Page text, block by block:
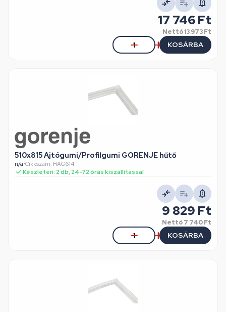
17 746 Ft
Nettó13 973 Ft
KOSÁRBA
510x815 Ajtógumi/Profilgumi GORENJE hűtő
n/a•Cikkszám: HAG614
Készleten: 2 db, 24-72 órás kiszállítással
9 829 Ft
Nettó7 740 Ft
KOSÁRBA